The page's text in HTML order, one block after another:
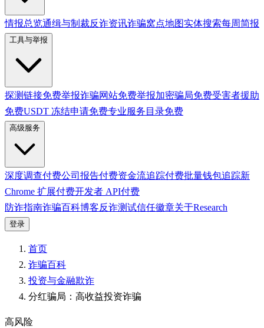
情报总览通缉与制裁反诈资讯诈骗窝点地图实体搜索每周简报
工具与举报
探测链接免费举报诈骗网站免费举报加密骗局免费受害者援助
免费USDT 冻结申请免费专业服务目录免费
高级服务
深度调查付费公司报告付费资金流追踪付费批量钱包追踪新
Chrome 扩展付费开发者 API付费
防诈指南诈骗百科博客反诈测试信任徽章关于Research
登录
首页
诈骗百科
投资与金融欺诈
分红骗局：高收益投资诈骗
高风险